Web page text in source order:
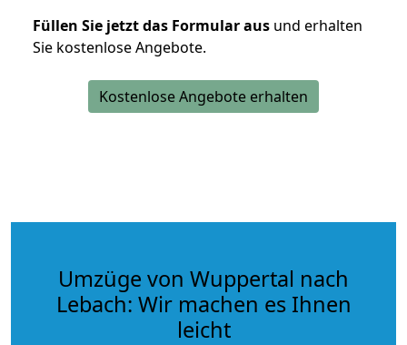
Füllen Sie jetzt das Formular aus und erhalten
Sie kostenlose Angebote.
Kostenlose Angebote erhalten
Umzüge von Wuppertal nach
Lebach: Wir machen es Ihnen
leicht